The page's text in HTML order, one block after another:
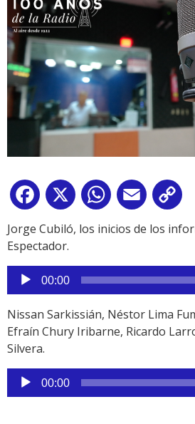
Facebook
X WhatsApp
Email
Jorge Cubiló, los inicios de los
Espectador.
Reproductor
de
audio
00:00
Nissan Sarkissián, Néstor Lima
Efraín Chury Iribarne, Ricardo
Silvera.
Reproductor
de
00:00